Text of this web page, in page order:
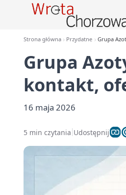
Strona główna Przydatne Grupa
Grupa
kontakt,
16 maja 2026
5 min czytania Udostępnij